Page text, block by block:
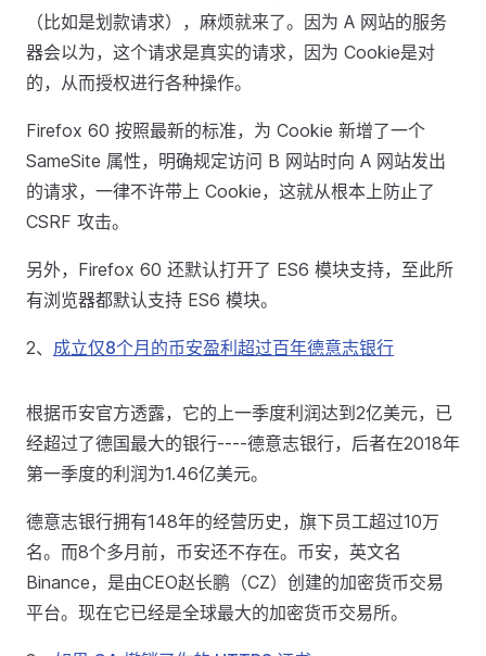
（比如是划款请求），麻烦就来了。因为 A 网站的服务
器会以为，这个请求是真实的请求，因为 Cookie是对
的，从而授权进行各种操作。
Firefox 60 按照最新的标准，为 Cookie 新增了一个
SameSite 属性，明确规定访问 B 网站时向 A 网站发出
的请求，一律不许带上 Cookie，这就从根本上防止了
CSRF 攻击。
另外，Firefox 60 还默认打开了 ES6 模块支持，至此所
有浏览器都默认支持 ES6 模块。
2、 成立仅8个月的币安盈利超过百年德意志银行
根据币安官方透露，它的上一季度利润达到2亿美元，已
经超过了德国最大的银行----德意志银行，后者在2018年
第一季度的利润为1.46亿美元。
德意志银行拥有148年的经营历史，旗下员工超过10万
名。而8个多月前，币安还不存在。币安，英文名
Binance，是由CEO赵长鹏（CZ）创建的加密货币交易
平台。现在它已经是全球最大的加密货币交易所。